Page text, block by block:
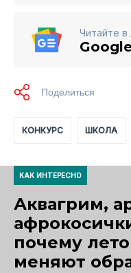
Читайте в
КОНКУРС ШКОЛА
КАК ИНТЕРЕСНО
Аквагрим,
почему
меняют